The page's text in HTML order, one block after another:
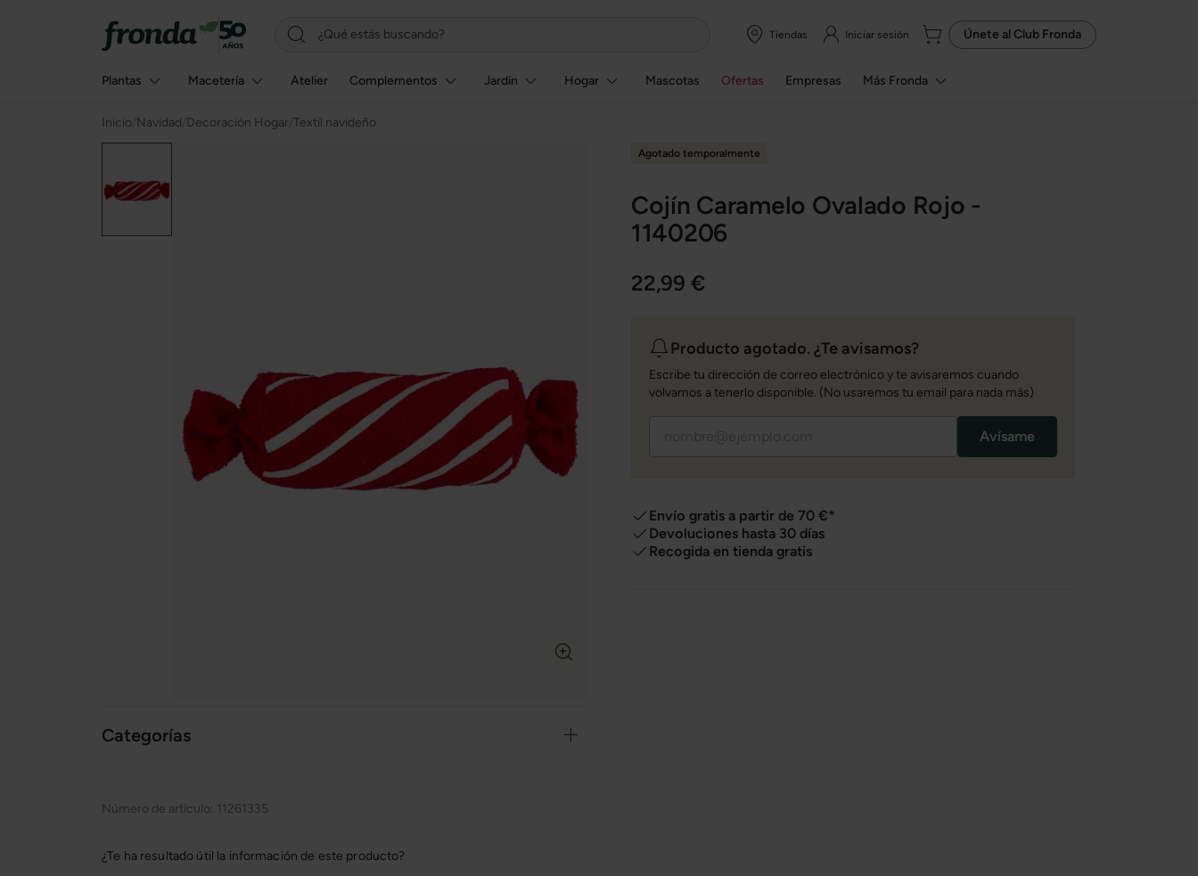
Tiendas Iniciar sesión Únete al Club Fronda
Plantas Macetería Atelier Complementos Jardín Hogar Mascotas Ofertas Empresas Más Fronda
Inicio Navidad Decoración Hogar Textil navideño
Agotado temporalmente
Cojín Caramelo Ovalado Rojo -
1140206
22,99 €
Producto agotado. ¿Te avisamos?
Escribe tu dirección de correo electrónico y te avisaremos cuando
volvamos a tenerlo disponible. (No usaremos tu email para nada más)
Avísame
Envío gratis a partir de 70 €*
Devoluciones hasta 30 días
Recogida en tienda gratis
Categorías
Número de artículo: 11261335
¿Te ha resultado útil la información de este producto?